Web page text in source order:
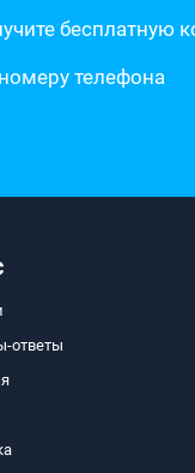
бесплатную
телефона
ответы